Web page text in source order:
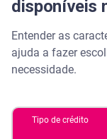
disponíveis
Entender as
ajuda a fazer
necessidade.
Tipo de crédito